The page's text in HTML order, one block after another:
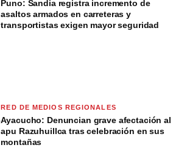
Puno: Sandia registra incremento de
asaltos armados en carreteras y
transportistas exigen mayor seguridad
RED DE MEDIOS REGIONALES
Ayacucho: Denuncian grave afectación al
apu Razuhuillca tras celebración en sus
montañas